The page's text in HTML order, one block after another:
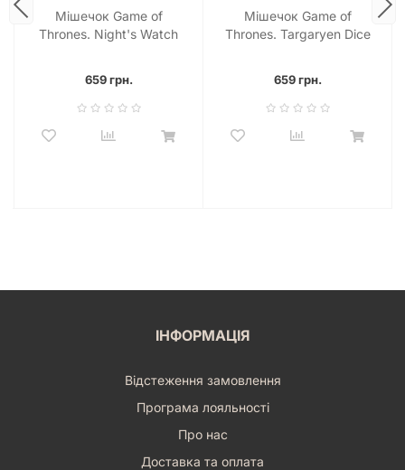
Мішечок Game of
Thrones. Night's Watch
659 грн.
Мішечок Game of
Thrones. Targaryen Dice
659 грн.
ІНФОРМАЦІЯ
Відстеження замовлення
Програма лояльності
Про нас
Доставка та оплата